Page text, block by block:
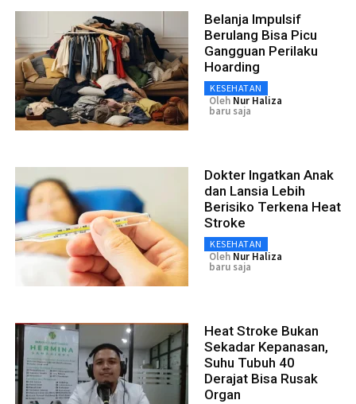
Belanja Impulsif
Berulang Bisa Picu
Gangguan Perilaku
Hoarding
KESEHATAN
Oleh Nur Haliza
baru saja
Dokter Ingatkan Anak
dan Lansia Lebih
Berisiko Terkena Heat
Stroke
KESEHATAN
Oleh Nur Haliza
baru saja
Heat Stroke Bukan
Sekadar Kepanasan,
Suhu Tubuh 40
Derajat Bisa Rusak
Organ